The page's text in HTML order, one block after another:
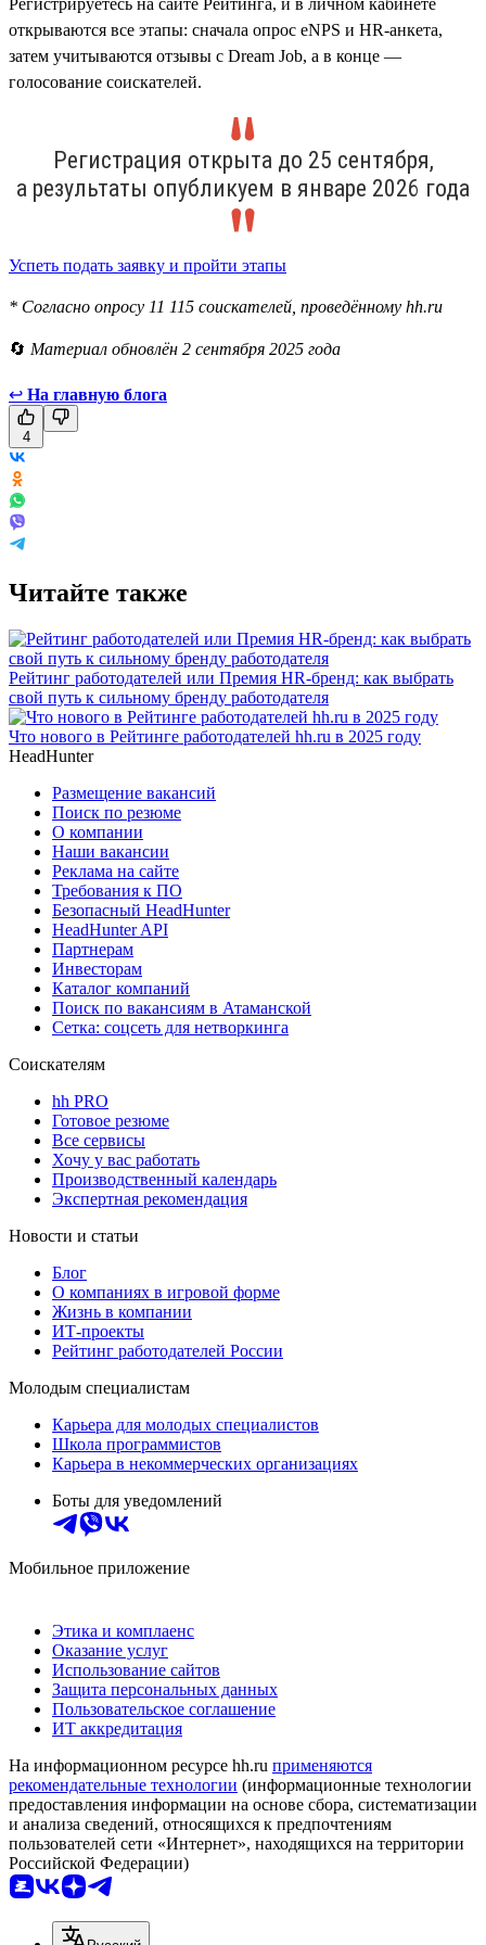
открываются все этапы: сначала опрос eNPS и HR-анкета,
затем учитываются отзывы с Dream Job, а в конце —
голосование соискателей.
Регистрация открыта до 25 сентября,
а результаты опубликуем в январе 2026 года
Успеть подать заявку и пройти этапы
* Согласно опросу 11 115 соискателей, проведённому hh.ru
🔄 Материал обновлён 2 сентября 2025 года
↩ На главную блога
4
Читайте также
Рейтинг работодателей или Премия HR-бренд: как выбрать
свой путь к сильному бренду работодателя
Что нового в Рейтинге работодателей hh.ru в 2025 году
HeadHunter
Размещение вакансий
Поиск по резюме
О компании
Наши вакансии
Реклама на сайте
Требования к ПО
Безопасный HeadHunter
HeadHunter API
Партнерам
Инвесторам
Каталог компаний
Поиск по вакансиям в Атаманской
Сетка: соцсеть для нетворкинга
Соискателям
hh PRO
Готовое резюме
Все сервисы
Хочу у вас работать
Производственный календарь
Экспертная рекомендация
Новости и статьи
Блог
О компаниях в игровой форме
Жизнь в компании
ИТ-проекты
Рейтинг работодателей России
Молодым специалистам
Карьера для молодых специалистов
Школа программистов
Карьера в некоммерческих организациях
Боты для уведомлений
Мобильное приложение
Этика и комплаенс
Оказание услуг
Использование сайтов
Защита персональных данных
Пользовательское соглашение
ИТ аккредитация
На информационном ресурсе hh.ru применяются
рекомендательные технологии (информационные технологии
предоставления информации на основе сбора, систематизации
и анализа сведений, относящихся к предпочтениям
пользователей сети «Интернет», находящихся на территории
Российской Федерации)